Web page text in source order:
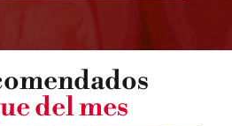
del mes